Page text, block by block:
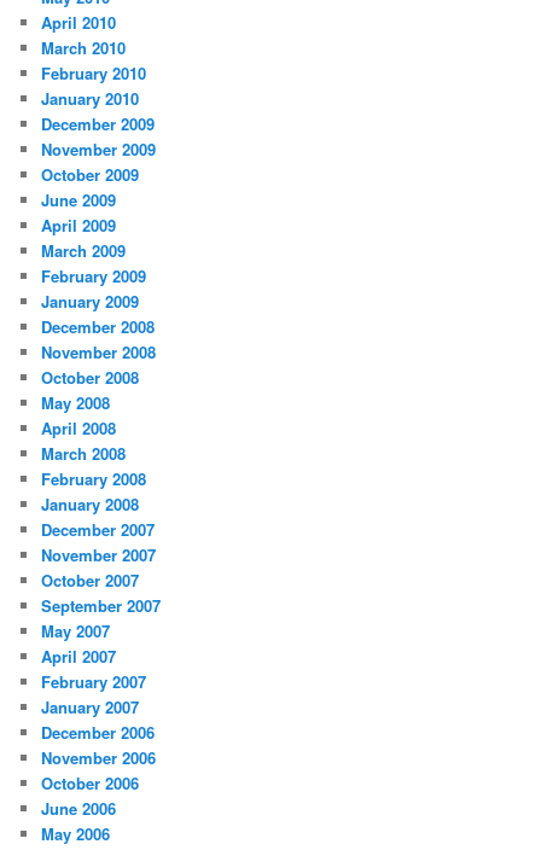
April 2010
March 2010
February 2010
January 2010
December 2009
November 2009
October 2009
June 2009
April 2009
March 2009
February 2009
January 2009
December 2008
November 2008
October 2008
May 2008
April 2008
March 2008
February 2008
January 2008
December 2007
November 2007
October 2007
September 2007
May 2007
April 2007
February 2007
January 2007
December 2006
November 2006
October 2006
June 2006
May 2006